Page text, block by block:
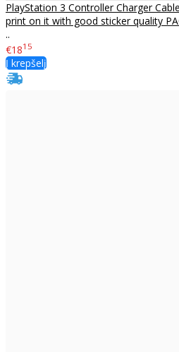
PlayStation 3 Controller Charger
print on it with good sticker quality
..
€1815
Į krepšelį